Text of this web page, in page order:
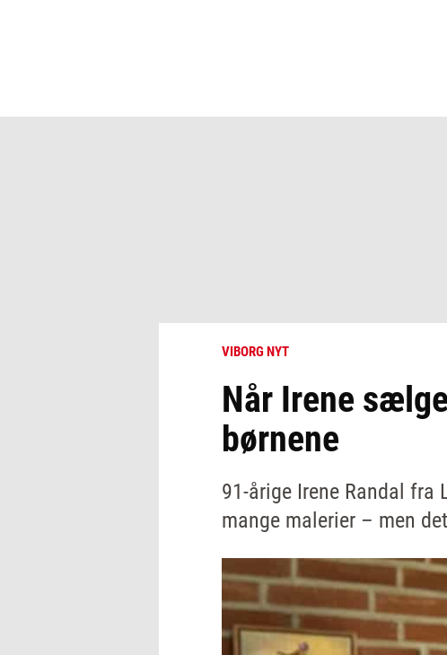
VIBORG NYT
Når Irene
børnene
91-årige Irene Randal
mange malerier – men